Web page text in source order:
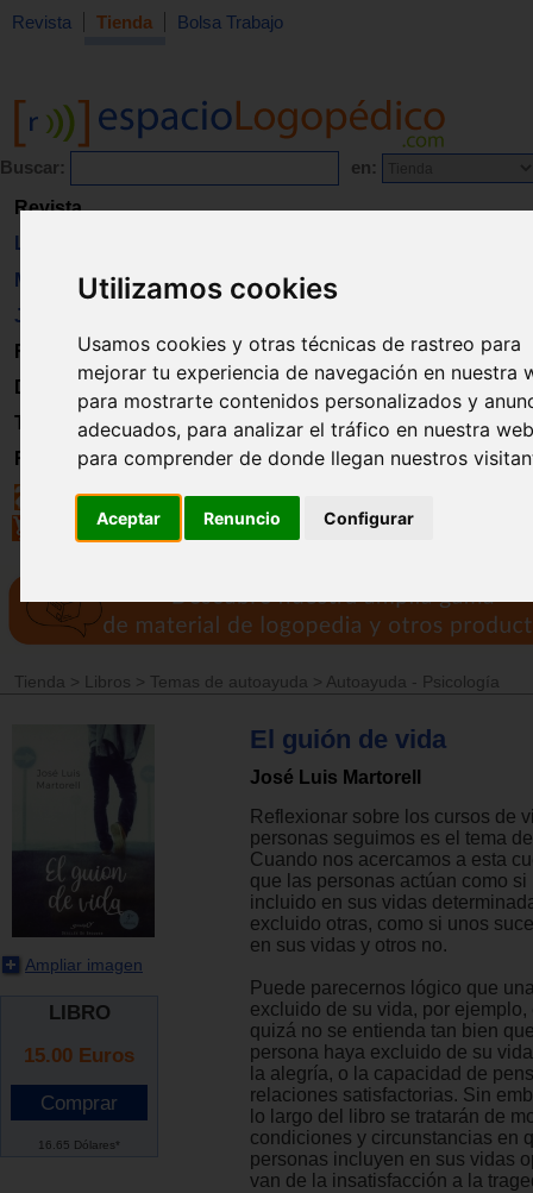
Utilizamos cookies
Usamos cookies y otras técnicas de rastreo para
mejorar tu experiencia de navegación en nuestra
para mostrarte contenidos personalizados y
adecuados, para analizar el tráfico en nuestra
para comprender de donde llegan nuestros
Aceptar Renuncio Configurar
Revista Tienda Bolsa Trabajo
Buscar: en:
Revista
Libros
Material
Juguetes
Formación
Directorio
Trabajo
Registro
Tienda > Libros > Temas de autoayuda > Autoayuda - Psicología
Ampliar imagen
LIBRO
15.00 Euros
16.65 Dólares*
El guión de vida
José Luis Martorell
Reflexionar sobre los cursos de
personas seguimos es el tema
Cuando nos acercamos a esta
que las personas actúan como si
incluido en sus vidas
excluido otras, como si unos
en sus vidas y otros no.
Puede parecernos lógico que
excluido de su vida, por ejemplo,
quizá no se entienda tan bien
persona haya excluido de su
la alegría, o la capacidad de
relaciones satisfactorias. Sin
lo largo del libro se tratarán de
condiciones y circunstancias en
personas incluyen en sus vidas
van de la insatisfacción a la